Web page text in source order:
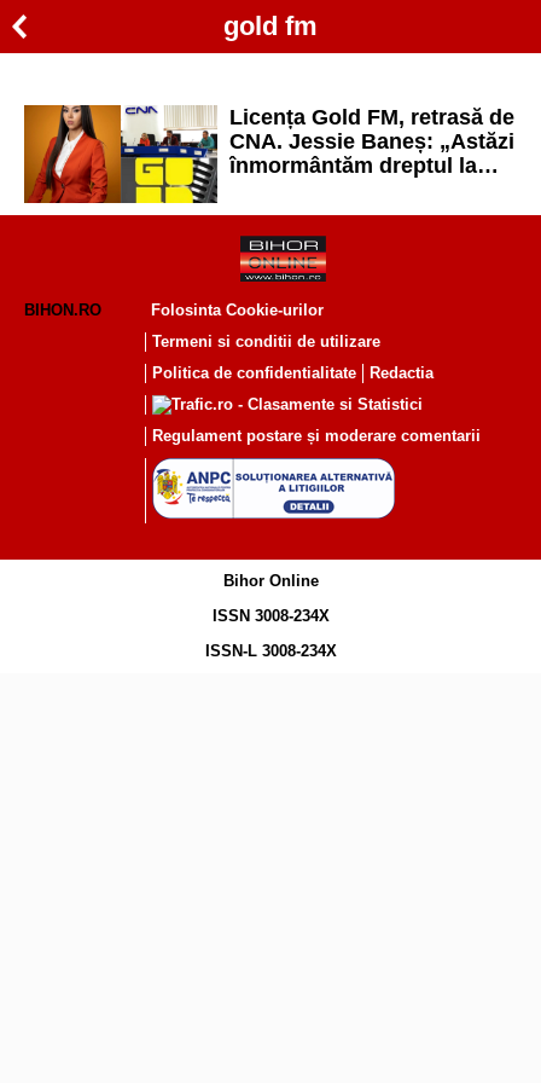
gold fm
Licența Gold FM, retrasă de
CNA. Jessie Baneș: „Astăzi
înmormântăm dreptul la
România”
BIHON.RO
Folosinta Cookie-urilor
Termeni si conditii de utilizare
Politica de confidentialitate
Redactia
Regulament postare și moderare comentarii
Bihor Online
ISSN 3008-234X
ISSN-L 3008-234X